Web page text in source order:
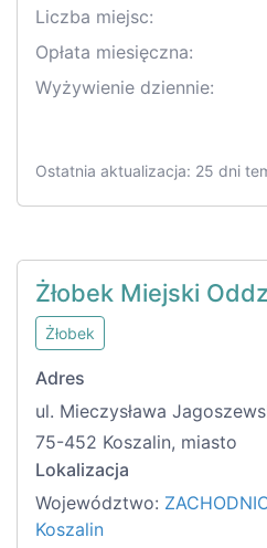
Liczba miejsc:
Opłata miesięczna:
Wyżywienie dziennie:
Ostatnia aktualizacja: 25 dni
Żłobek Miejski
Żłobek
Adres
ul. Mieczysława
75-452 Koszalin, miasto
Lokalizacja
Województwo:
Koszalin